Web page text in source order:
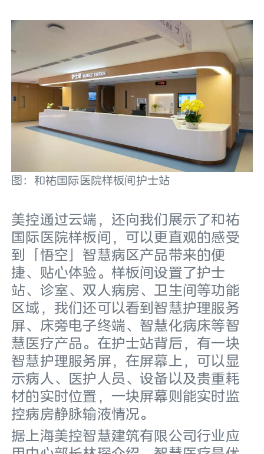
图：和祐国际医院样板间护士站
美控通过云端，还向我们展示了和祐
国际医院样板间，可以更直观的感受
到「悟空」智慧病区产品带来的便
捷、贴心体验。样板间设置了护士
站、诊室、双人病房、卫生间等功能
区域，我们还可以看到智慧护理服务
屏、床旁电子终端、智慧化病床等智
慧医疗产品。在护士站背后，有一块
智慧护理服务屏，在屏幕上，可以显
示病人、医护人员、设备以及贵重耗
材的实时位置，一块屏幕则能实时监
控病房静脉输液情况。
据上海美控智慧建筑有限公司行业应